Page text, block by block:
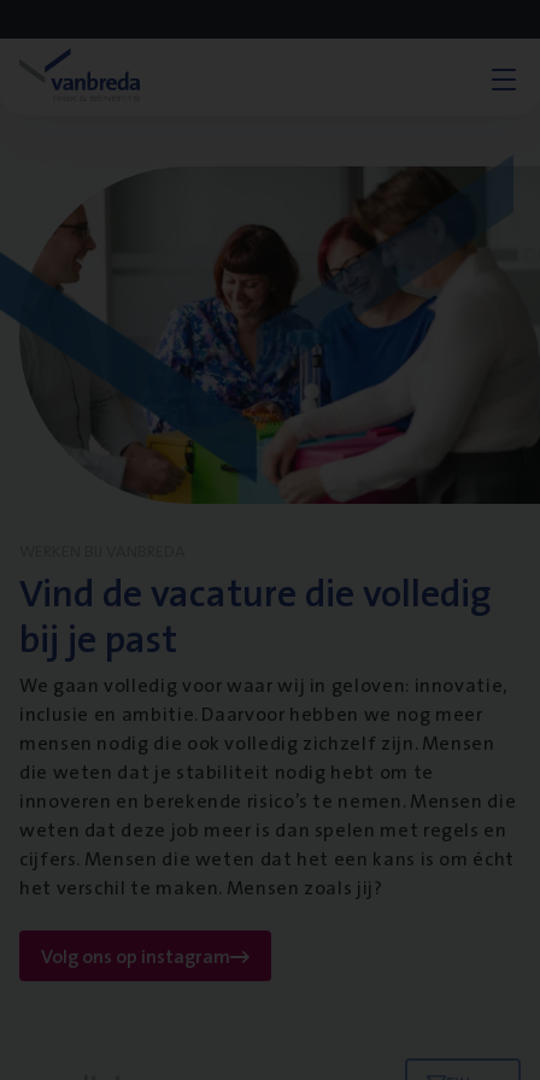
Vind de vacature die volledig
bij je past
We gaan volledig voor waar wij in geloven: innovatie,
inclusie en ambitie. Daarvoor hebben we nog meer
mensen nodig die ook volledig zichzelf zijn. Mensen
die weten dat je stabiliteit nodig hebt om te
innoveren en berekende risico’s te nemen. Mensen die
weten dat deze job meer is dan spelen met regels en
cijfers. Mensen die weten dat het een kans is om écht
het verschil te maken. Mensen zoals jij?
Volg ons op instagram